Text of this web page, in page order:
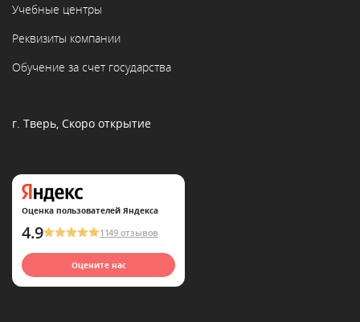
Учебные центры
Реквизиты компании
Обучение за счет государства
г. Тверь, Скоро открытие
Оценка пользователей Яндекса
4.9 1149 отзывов
Оцените нас